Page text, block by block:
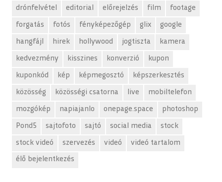
drónfelvétel editorial előrejelzés film footage
forgatás fotós fényképezőgép glix google
hangfájl hirek hollywood jogtiszta kamera
kedvezmény kisszines konverzió kupon
kuponkód kép képmegosztó képszerkesztés
közösség közösségi csatorna live mobiltelefon
mozgókép napiajanlo onepage.space photoshop
Pond5 sajtofoto sajtó social media stock
stock videó szervezés videó videó tartalom
élő bejelentkezés